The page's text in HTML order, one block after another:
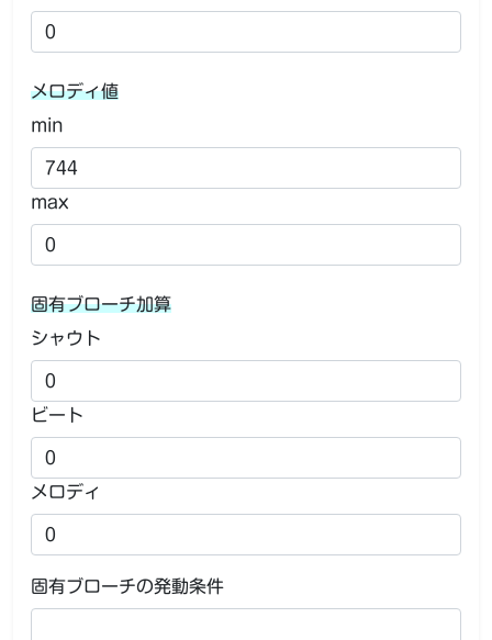
メロディ値
min
max
固有ブローチ加算
シャウト
ビート
メロディ
固有ブローチの発動条件